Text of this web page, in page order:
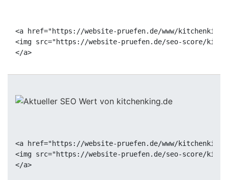
<a href="https://website-pruefen.de/www/
<img src="https://website-pruefen.de/seo-score/
<a href="https://website-pruefen.de/www/
<img src="https://website-pruefen.de/seo-score/